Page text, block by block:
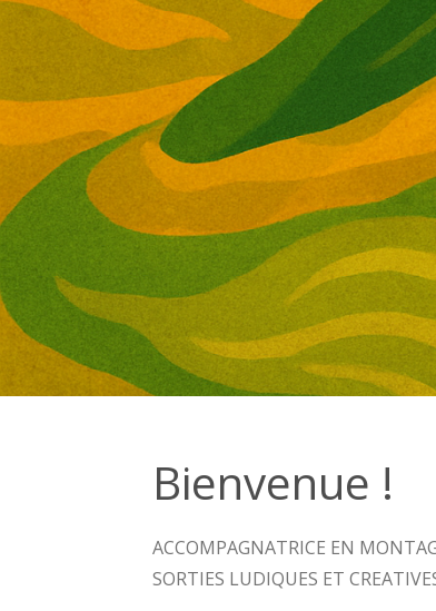
Bienvenue !
ACCOMPAGNATRICE EN
SORTIES LUDIQUES ET